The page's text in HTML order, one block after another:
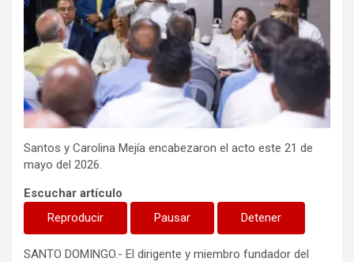
Santos y Carolina Mejía encabezaron el acto este 21 de
mayo del 2026.
Escuchar artículo
Reproducir
Pausar Detener
SANTO DOMINGO.- El dirigente y miembro fundador del